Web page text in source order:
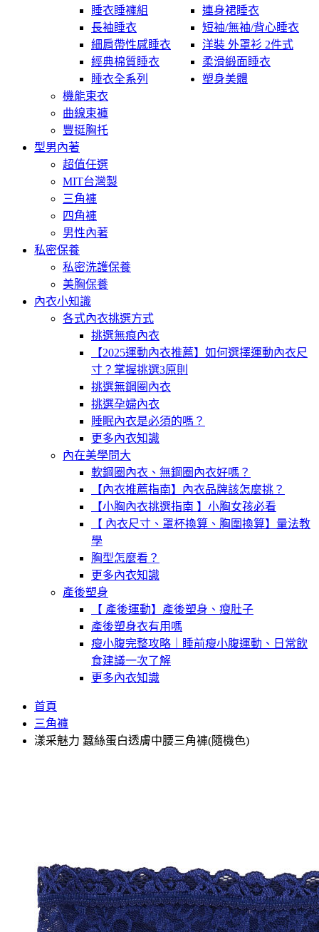
睡衣睡褲組
連身裙睡衣
長袖睡衣
短袖/無袖/背心睡衣
細肩帶性感睡衣
洋裝 外罩衫 2件式
經典棉質睡衣
柔滑緞面睡衣
睡衣全系列
塑身美體
機能束衣
曲線束褲
豐挺胸托
型男內著
超值任選
MIT台灣製
三角褲
四角褲
男性內著
私密保養
私密洗護保養
美胸保養
內衣小知識
各式內衣挑選方式
挑選無痕內衣
【2025運動內衣推薦】如何選擇運動內衣尺
寸？掌握挑選3原則
挑選無鋼圈內衣
挑選孕婦內衣
睡眠內衣是必須的嗎？
更多內衣知識
內在美學問大
軟鋼圈內衣、無鋼圈內衣好嗎？
【內衣推薦指南】內衣品牌該怎麼挑？
【小胸內衣挑選指南 】小胸女孩必看
【 內衣尺寸、罩杯換算、胸圍換算】量法教
學
胸型怎麼看？
更多內衣知識
產後塑身
【 產後運動】產後塑身、瘦肚子
產後塑身衣有用嗎
瘦小腹完整攻略｜睡前瘦小腹運動、日常飲
食建議一次了解
更多內衣知識
首頁
三角褲
漾采魅力 蠶絲蛋白透膚中腰三角褲(隨機色)